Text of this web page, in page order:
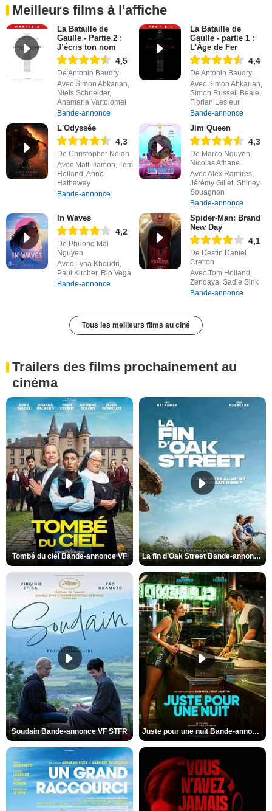
Meilleurs films à l'affiche
La Bataille de
Gaulle - Partie 2 :
J’écris ton nom
4,5
De Antonin Baudry
Avec Simon Abkarian,
Niels Schneider,
Anamaria Vartolomei
Bande-annonce
La Bataille de
Gaulle - partie 1 :
L'Âge de Fer
4,4
De Antonin Baudry
Avec Simon Abkarian,
Simon Russell Beale,
Florian Lesieur
Bande-annonce
L'Odyssée
4,3
De Christopher Nolan
Avec Matt Damon, Tom
Holland, Anne
Hathaway
Bande-annonce
Jim Queen
4,3
De Marco Nguyen,
Nicolas Athane
Avec Alex Ramires,
Jérémy Gillet, Shirley
Souagnon
Bande-annonce
In Waves
4,2
De Phuong Mai
Nguyen
Avec Lyna Khoudri,
Paul Kircher, Rio Vega
Bande-annonce
Spider-Man: Brand
New Day
4,1
De Destin Daniel
Cretton
Avec Tom Holland,
Zendaya, Sadie Sink
Bande-annonce
Tous les meilleurs films au ciné
Trailers des films prochainement au
cinéma
Tombé du ciel Bande-annonce VF La fin d’Oak Street Bande-annonce VO STFR
Soudain Bande-annonce VF STFR Juste pour une nuit Bande-annonce VO STFR